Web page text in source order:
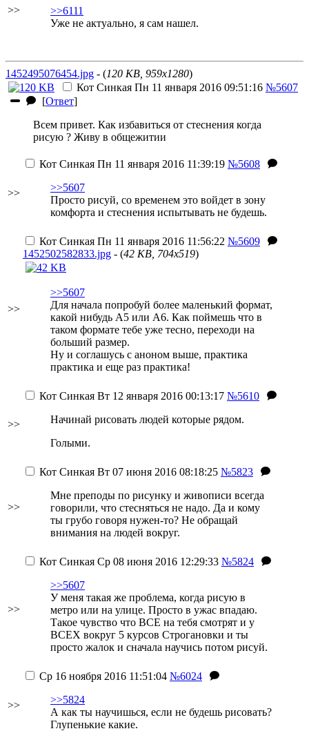
>>
>>6111
Уже не актуально, я сам нашел.
1452495076454.jpg - (120 KB, 959x1280)
Кот Синкая Пн 11 января 2016 09:51:16 №5607
[Ответ]
Всем привет. Как избавиться от стеснения когда
рисую ? Живу в общежитии
>>
Кот Синкая Пн 11 января 2016 11:39:19 №5608
>>5607
Просто рисуй, со временем это войдет в зону
комфорта и стеснения испытывать не будешь.
>>
Кот Синкая Пн 11 января 2016 11:56:22 №5609
1452502582833.jpg - (42 KB, 704x519)
>>5607
Для начала попробуй более маленький формат,
какой нибудь А5 или А6. Как поймешь что в
таком формате тебе уже тесно, переходи на
больший размер.
Ну и соглашусь с аноном выше, практика
практика и еще раз практика!
>>
Кот Синкая Вт 12 января 2016 00:13:17 №5610
Начинай рисовать людей которые рядом.
Голыми.
>>
Кот Синкая Вт 07 июня 2016 08:18:25 №5823
Мне преподы по рисунку и живописи всегда
говорили, что стесняться не надо. Да и кому
ты грубо говоря нужен-то? Не обращай
внимания на людей вокруг.
>>
Кот Синкая Ср 08 июня 2016 12:29:33 №5824
>>5607
У меня такая же проблема, когда рисую в
метро или на улице. Просто в ужас впадаю.
Такое чувство что ВСЕ на тебя смотрят и у
ВСЕХ вокруг 5 курсов Строгановки и ты
просто жалок и сначала научись потом рисуй.
>>
Ср 16 ноября 2016 11:51:04 №6024
>>5824
А как ты научишься, если не будешь рисовать?
Глупенькие какие.